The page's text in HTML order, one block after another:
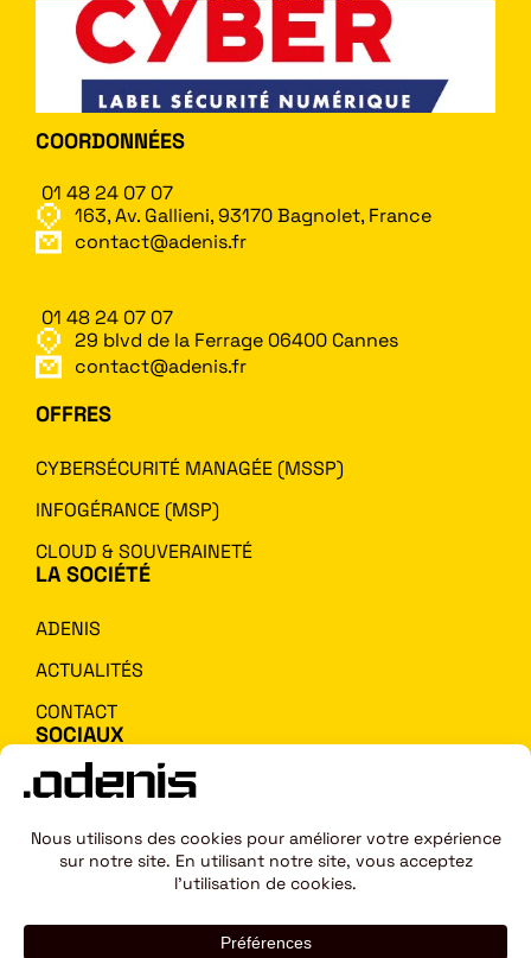
COORDONNÉES
01 48 24 07 07
163, Av. Gallieni, 93170 Bagnolet, France
contact@adenis.fr
01 48 24 07 07
29 blvd de la Ferrage 06400 Cannes
contact@adenis.fr
OFFRES
CYBERSÉCURITÉ MANAGÉE (MSSP)
INFOGÉRANCE (MSP)
CLOUD & SOUVERAINETÉ
LA SOCIÉTÉ
ADENIS
ACTUALITÉS
CONTACT
SOCIAUX
Accès client
Mentions Fait avec